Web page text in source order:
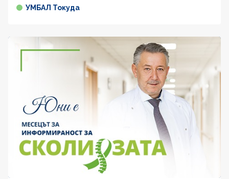
УМБАЛ Токуда